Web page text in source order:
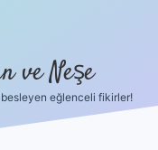
ve Neşe
eğlenceli fikirler!